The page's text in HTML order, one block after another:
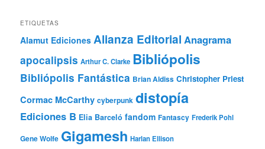
ETIQUETAS
Alamut Ediciones Alianza Editorial Anagrama
apocalipsis Arthur C. Clarke Bibliópolis
Bibliópolis Fantástica Brian Aldiss Christopher Priest
Cormac McCarthy cyberpunk distopía
Ediciones B Elia Barceló fandom Fantascy Frederik Pohl
Gene Wolfe Gigamesh Harlan Ellison